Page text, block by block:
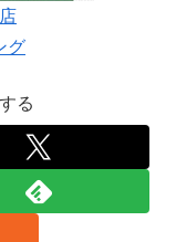
グ
る